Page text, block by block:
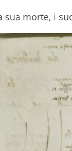
sua morte, i